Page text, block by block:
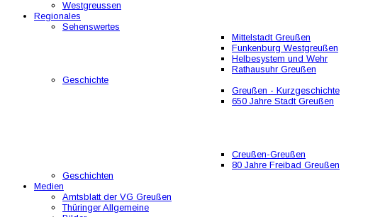
Westgreussen
Regionales
Sehenswertes
Mittelstadt Greußen
Funkenburg Westgreußen
Helbesystem und Wehr
Rathausuhr Greußen
Geschichte
Greußen - Kurzgeschichte
650 Jahre Stadt Greußen
Creußen-Greußen
80 Jahre Freibad Greußen
Geschichten
Medien
Amtsblatt der VG Greußen
Thüringer Allgemeine